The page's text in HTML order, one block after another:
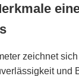
zeichnet
und